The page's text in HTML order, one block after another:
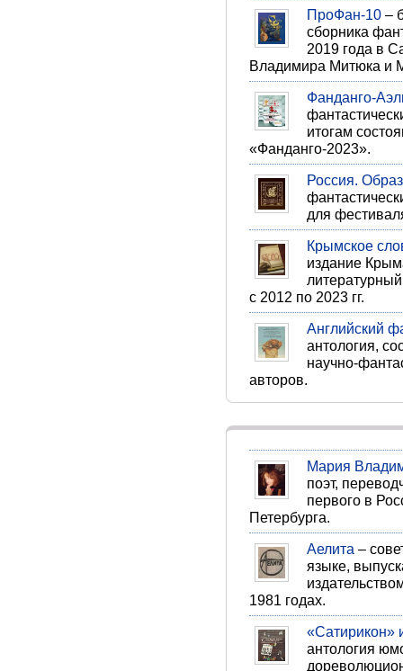
ПроФан-10 –
сборника
2019 года в
Владимира Митюка и
Фанданго-
итогам
«Фанданго-2023».
Россия.
для
Крымское
издание
с 2012 по 2023 гг.
Английский
антология,
научно-
авторов.
Мария
поэт,
первого в
Петербурга.
Аелита –
языке,
1981 годах.
«Сатирикон»
антология